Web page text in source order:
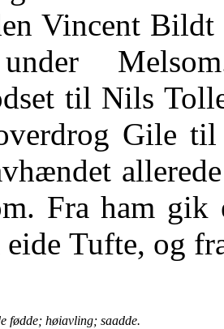
Vincent
under
til Nils
Gile til
Fra ham
eide Tufte, og
fødde; høiavling; saadde.